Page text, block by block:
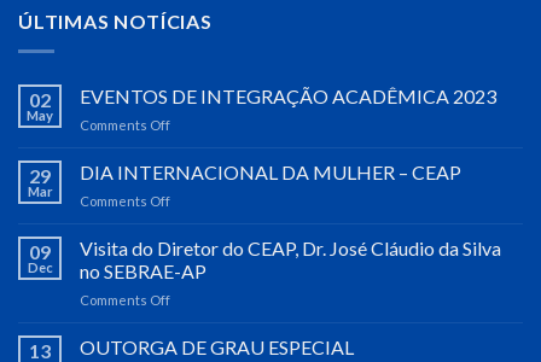
ÚLTIMAS NOTÍCIAS
02
May
EVENTOS DE INTEGRAÇÃO ACADÊMICA 2023
Comments Off
DE
29
Mar
DIA INTERNACIONAL DA MULHER – CEAP
Comments Off
INTERNACIONAL
MULHER
09
Dec
Visita do Diretor do CEAP, Dr. José Cláudio da Silva
no SEBRAE-AP
Comments Off
do
13 OUTORGA DE GRAU ESPECIAL